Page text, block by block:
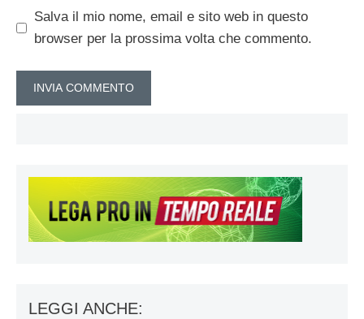
Salva il mio nome, email e sito web in questo
browser per la prossima volta che commento.
LEGGI ANCHE: